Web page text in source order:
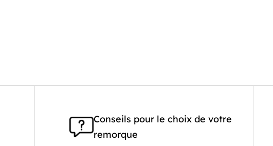
Conseils pour le choix de votre
remorque